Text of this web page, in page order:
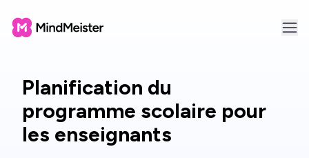
Planification du
programme scolaire pour
les enseignants